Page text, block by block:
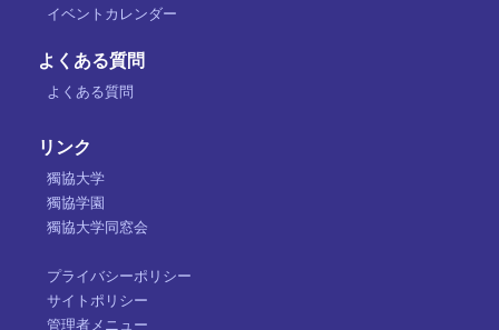
イベントカレンダー
よくある質問
よくある質問
リンク
獨協大学
獨協学園
獨協大学同窓会
プライバシーポリシー
サイトポリシー
管理者メニュー